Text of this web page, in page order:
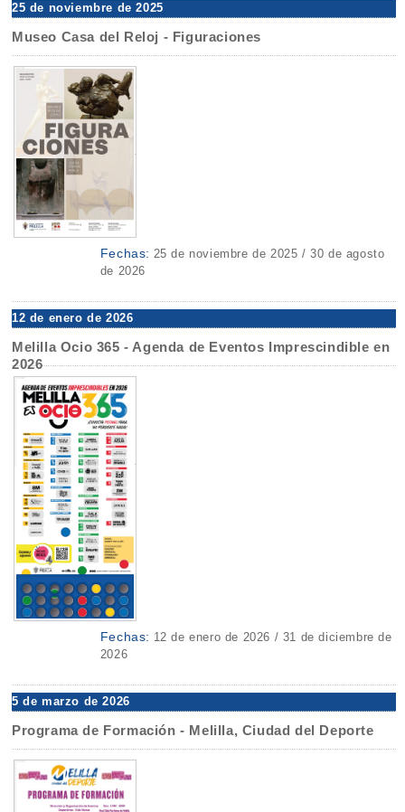
25 de noviembre de 2025
Museo Casa del Reloj - Figuraciones
Fechas: 25 de noviembre de 2025 / 30 de agosto
de 2026
12 de enero de 2026
Melilla Ocio 365 - Agenda de Eventos Imprescindible en
2026
Fechas: 12 de enero de 2026 / 31 de diciembre de
2026
5 de marzo de 2026
Programa de Formación - Melilla, Ciudad del Deporte